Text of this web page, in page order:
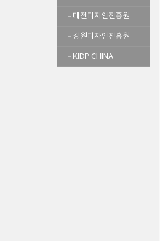
대전디자인진흥원
강원디자인진흥원
KIDP CHINA